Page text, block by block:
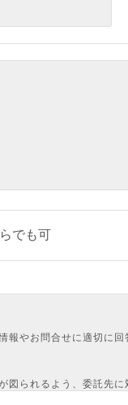
でも可
報やお問合せに適切に回
られるよう、委託先に